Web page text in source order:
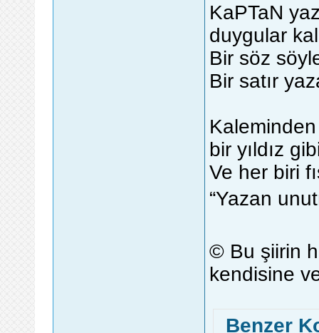
KaPTaN
duygular
Bir söz
Bir satır
bir yıldız
Ve her biri
“Yazan
© Bu şiirin
kendisine
Benzer